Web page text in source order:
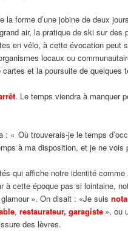
la forme d’une jobine de deux
air, la pratique de ski sur des
en vélo, à cette évocation peut
locaux ou
et la poursuite de quelques
. Le temps viendra à manquer
: « Où trouverais-je le temps
à ma disposition, et je ne
qui affiche notre identité comme
à cette époque pas si lointaine,
». On disait : «Je suis
, restaurateur, garagiste », ou
des lèvres.